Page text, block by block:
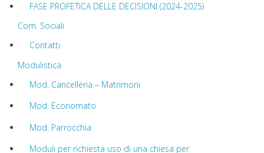
FASE PROFETICA DELLE DECISIONI (2024-2025)
Com. Sociali
Contatti
Modulistica
Mod. Cancelleria – Matrimoni
Mod. Economato
Mod. Parrocchia
Moduli per richiesta uso di una chiesa per